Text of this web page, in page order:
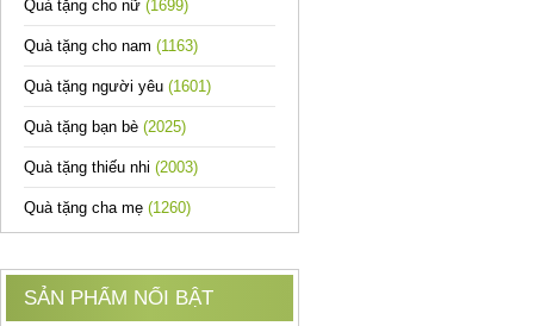
Quà tặng cho nữ (1699)
Quà tặng cho nam (1163)
Quà tặng người yêu (1601)
Quà tặng bạn bè (2025)
Quà tặng thiếu nhi (2003)
Quà tặng cha mẹ (1260)
SẢN PHẨM NỔI BẬT